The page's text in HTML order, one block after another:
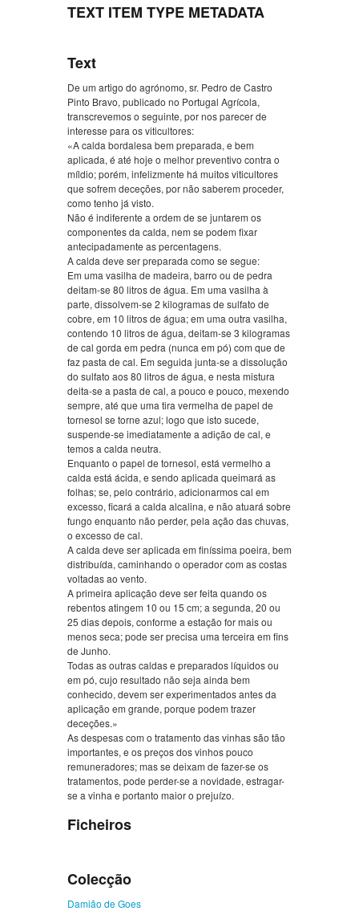
TEXT ITEM TYPE METADATA
Text
De um artigo do agrónomo, sr. Pedro de Castro
Pinto Bravo, publicado no Portugal Agrícola,
transcrevemos o seguinte, por nos parecer de
interesse para os viticultores:
«A calda bordalesa bem preparada, e bem
aplicada, é até hoje o melhor preventivo contra o
míldio; porém, infelizmente há muitos viticultores
que sofrem deceções, por não saberem proceder,
como tenho já visto.
Não é indiferente a ordem de se juntarem os
componentes da calda, nem se podem fixar
antecipadamente as percentagens.
A calda deve ser preparada como se segue:
Em uma vasilha de madeira, barro ou de pedra
deitam-se 80 litros de água. Em uma vasilha à
parte, dissolvem-se 2 kilogramas de sulfato de
cobre, em 10 litros de água; em uma outra vasilha,
contendo 10 litros de água, deitam-se 3 kilogramas
de cal gorda em pedra (nunca em pó) com que de
faz pasta de cal. Em seguida junta-se a dissolução
do sulfato aos 80 litros de água, e nesta mistura
deita-se a pasta de cal, a pouco e pouco, mexendo
sempre, até que uma tira vermelha de papel de
tornesol se torne azul; logo que isto sucede,
suspende-se imediatamente a adição de cal, e
temos a calda neutra.
Enquanto o papel de tornesol, está vermelho a
calda está ácida, e sendo aplicada queimará as
folhas; se, pelo contrário, adicionarmos cal em
excesso, ficará a calda alcalina, e não atuará sobre
fungo enquanto não perder, pela ação das chuvas,
o excesso de cal.
A calda deve ser aplicada em finíssima poeira, bem
distribuída, caminhando o operador com as costas
voltadas ao vento.
A primeira aplicação deve ser feita quando os
rebentos atingem 10 ou 15 cm; a segunda, 20 ou
25 dias depois, conforme a estação for mais ou
menos seca; pode ser precisa uma terceira em fins
de Junho.
Todas as outras caldas e preparados líquidos ou
em pó, cujo resultado não seja ainda bem
conhecido, devem ser experimentados antes da
aplicação em grande, porque podem trazer
deceções.»
As despesas com o tratamento das vinhas são tão
importantes, e os preços dos vinhos pouco
remuneradores; mas se deixam de fazer-se os
tratamentos, pode perder-se a novidade, estragar-
se a vinha e portanto maior o prejuízo.
Ficheiros
Colecção
Damião de Goes